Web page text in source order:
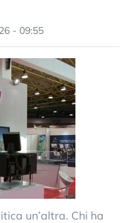
- 09:55
un’altra. Chi ha